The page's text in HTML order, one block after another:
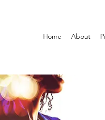
Home About